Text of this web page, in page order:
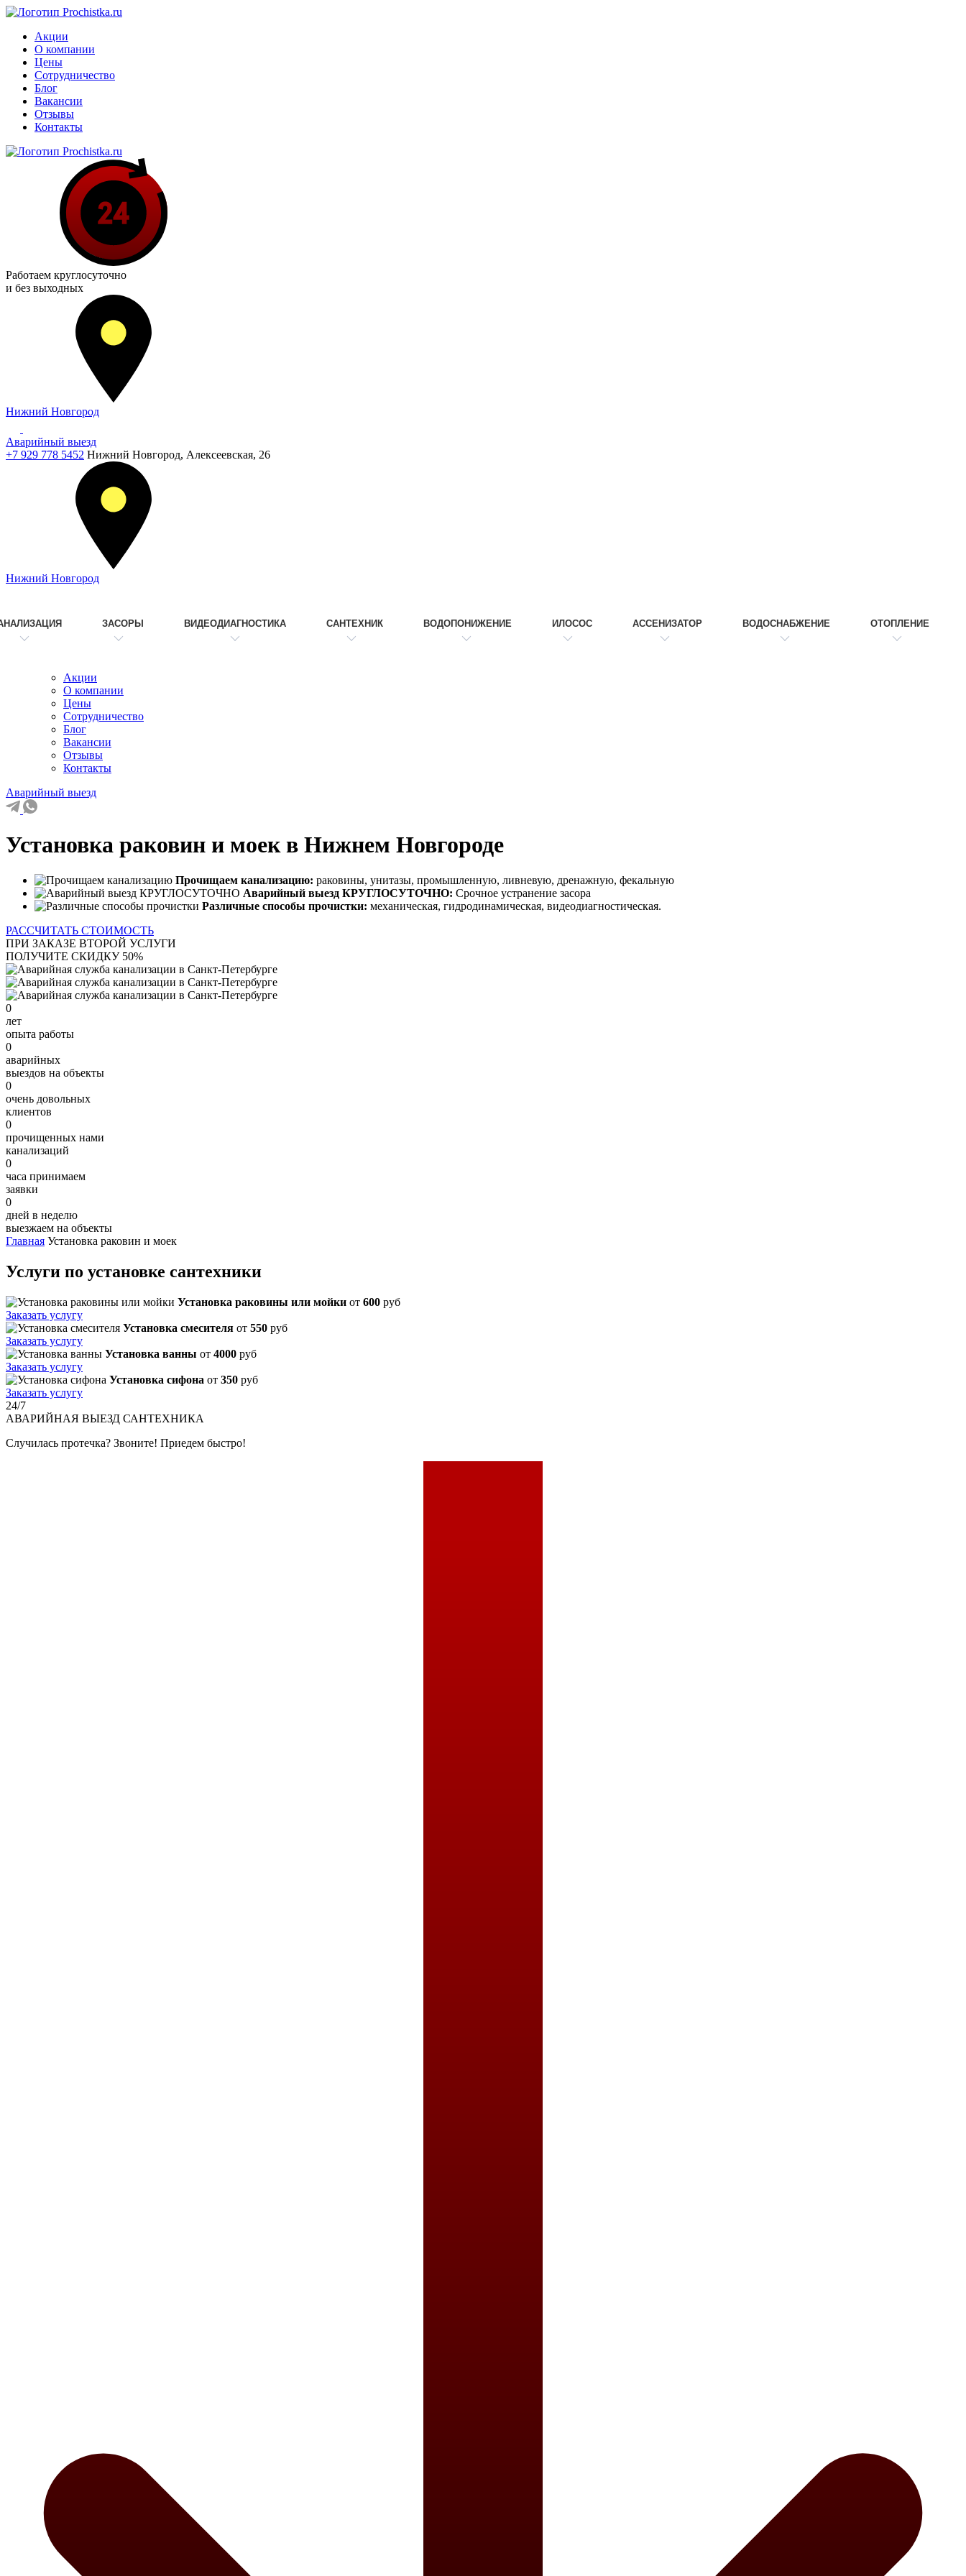
Акции
О компании
Цены
Сотрудничество
Блог
Вакансии
Отзывы
Контакты
Работаем круглосуточно
и без выходных
Нижний Новгород
Аварийный выезд
+7 929 778 5452 Нижний Новгород, Алексеевская, 26
Нижний Новгород
ЗАСОРЫ ВИДЕОДИАГНОСТИКА САНТЕХНИК ВОДОПОНИЖЕНИЕ ИЛОСОС АССЕНИЗАТОР ВОДОСНАБЖЕНИЕ ОТОПЛЕНИЕ
Акции
О компании
Цены
Сотрудничество
Блог
Вакансии
Отзывы
Контакты
Аварийный выезд
Установка раковин и моек в Нижнем Новгороде
Прочищаем канализацию: раковины, унитазы, промышленную, ливневую, дренажную, фекальную
Аварийный выезд КРУГЛОСУТОЧНО: Срочное устранение засора
Различные способы прочистки: механическая, гидродинамическая, видеодиагностическая.
РАССЧИТАТЬ СТОИМОСТЬ
ПРИ ЗАКАЗЕ ВТОРОЙ УСЛУГИ
ПОЛУЧИТЕ СКИДКУ 50%
0
лет
опыта работы
0
аварийных
выездов на объекты
0
очень довольных
клиентов
0
прочищенных нами
канализаций
0
часа принимаем
заявки
0
дней в неделю
выезжаем на объекты
Главная Установка раковин и моек
Услуги по установке сантехники
Установка раковины или мойки от 600 руб
Заказать услугу
Установка смесителя от 550 руб
Заказать услугу
Установка ванны от 4000 руб
Заказать услугу
Установка сифона от 350 руб
Заказать услугу
24/7
АВАРИЙНАЯ ВЫЕЗД САНТЕХНИКА
Случилась протечка? Звоните! Приедем быстро!